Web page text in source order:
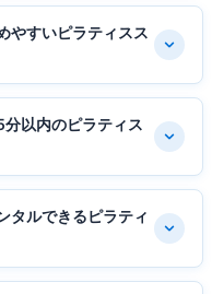
やすいピラティスス
以内のピラティス
タルできるピラティ